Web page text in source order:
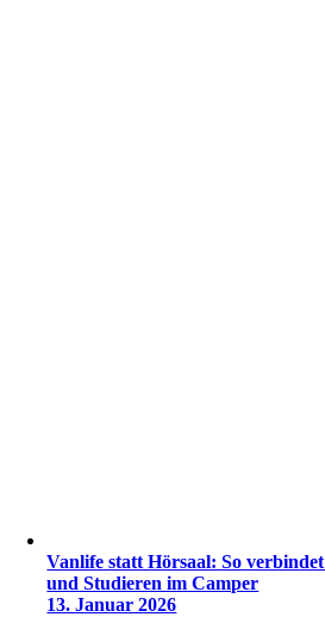
Vanlife statt Hörsaal: So
und Studieren im Camper
13. Januar 2026